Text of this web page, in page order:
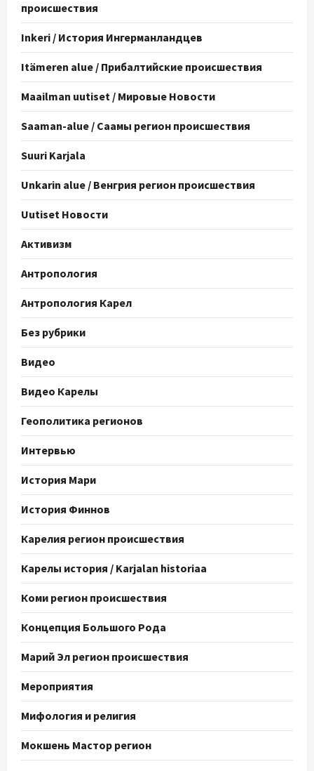
происшествия
Inkeri / История Ингерманландцев
Itämeren alue / Прибалтийские происшествия
Maailman uutiset / Мировые Новости
Saaman-alue / Саамы регион происшествия
Suuri Karjala
Unkarin alue / Венгрия регион происшествия
Uutiset Новости
Активизм
Антропология
Антропология Карел
Без рубрики
Видео
Видео Карелы
Геополитика регионов
Интервью
История Мари
История Финнов
Карелия регион происшествия
Карелы история / Karjalan historiaa
Коми регион происшествия
Концепция Большого Рода
Марий Эл регион происшествия
Мероприятия
Мифология и религия
Мокшень Мастор регион